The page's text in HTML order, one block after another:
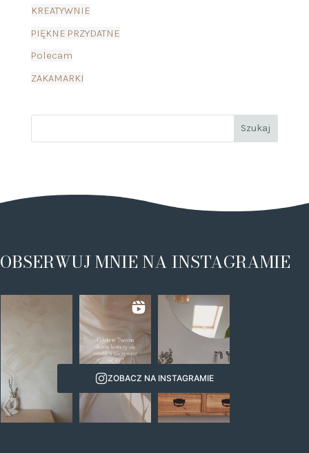
KREATYWNIE
PIĘKNE PRZYDATNE
Polecam
ZAKAMARKI
OBSERWUJ MNIE NA INSTAGRAMIE
ZOBACZ NA INSTAGRAMIE